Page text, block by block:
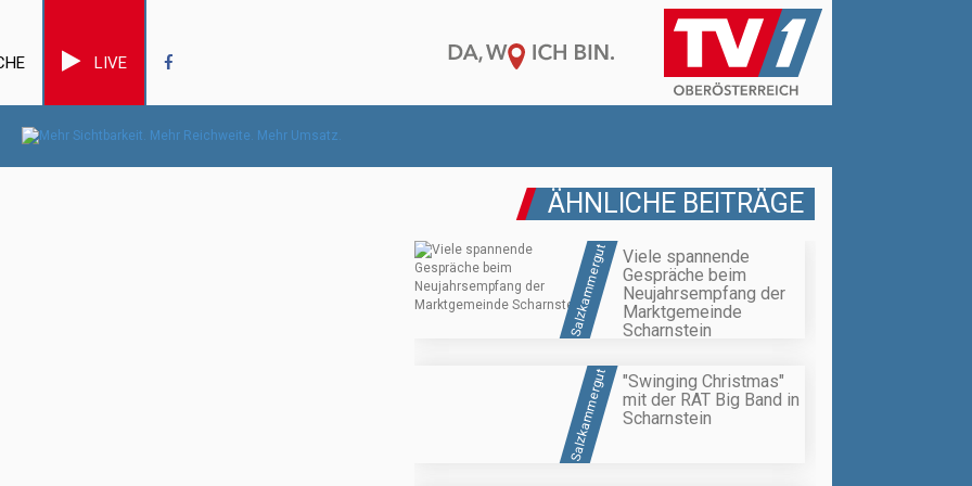
LIVE
ÄHNLICHE BEITRÄGE
Salzkammergut
Viele spannende
Gespräche beim
Neujahrsempfang der
Marktgemeinde
Scharnstein
Salzkammergut
"Swinging Christmas"
mit der RAT Big Band in
Scharnstein